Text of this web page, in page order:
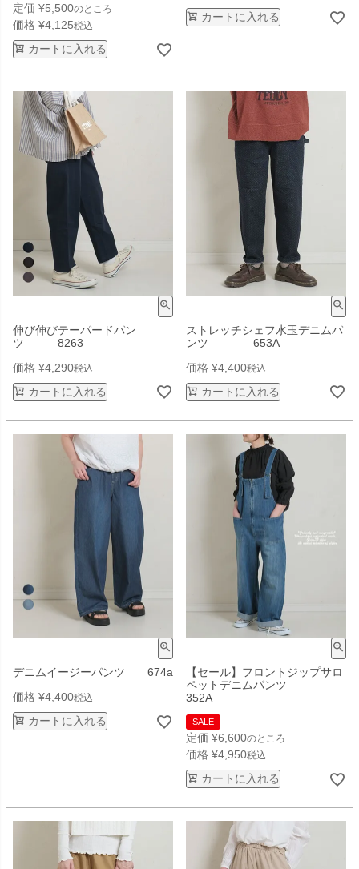
定価 ¥5,500のところ
価格 ¥4,125税込
カートに入れる
カートに入れる
伸び伸びテーパードパン
ツ 8263
価格 ¥4,290税込
カートに入れる
ストレッチシェフ水玉デニムパ
ンツ 653A
価格 ¥4,400税込
カートに入れる
デニムイージーパンツ 674a
価格 ¥4,400税込
カートに入れる
【セール】フロントジップサロ
ペットデニムパンツ
352A
SALE
定価 ¥6,600のところ
価格 ¥4,950税込
カートに入れる